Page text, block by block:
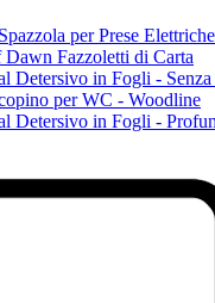
per Prese
Dawn Fazzoletti di Carta
Detersivo in Fogli -
per WC - Woodline
Detersivo in Fogli -